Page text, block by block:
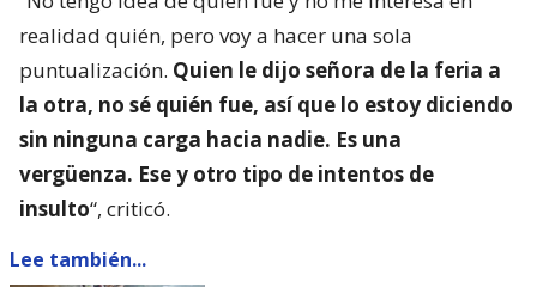
realidad quién, pero voy a hacer una sola
puntualización. Quien le dijo señora de la feria a
la otra, no sé quién fue, así que lo estoy diciendo
sin ninguna carga hacia nadie. Es una
vergüenza. Ese y otro tipo de intentos de
insulto“, criticó.
Lee también...